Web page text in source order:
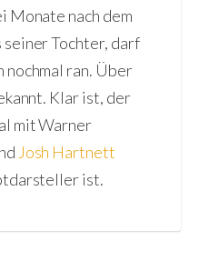
Monate nach dem
Tochter, darf
nochmal ran. Über
Klar ist, der
mit Warner
Josh Hartnett
ist.